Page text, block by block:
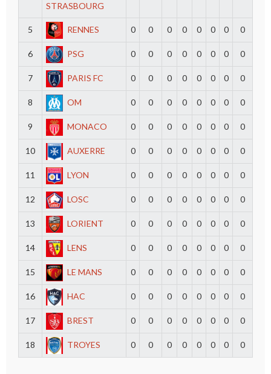
STRASBOURG
5 RENNES 0 0 0 0 0 0 0 0
6 PSG 0 0 0 0 0 0 0 0
7 PARIS FC 0 0 0 0 0 0 0 0
8 OM 0 0 0 0 0 0 0 0
9 MONACO 0 0 0 0 0 0 0 0
10 AUXERRE 0 0 0 0 0 0 0 0
11 LYON 0 0 0 0 0 0 0 0
12 LOSC 0 0 0 0 0 0 0 0
13 LORIENT 0 0 0 0 0 0 0 0
14 LENS 0 0 0 0 0 0 0 0
15 LE MANS 0 0 0 0 0 0 0 0
16 HAC 0 0 0 0 0 0 0 0
17 BREST 0 0 0 0 0 0 0 0
18 TROYES 0 0 0 0 0 0 0 0